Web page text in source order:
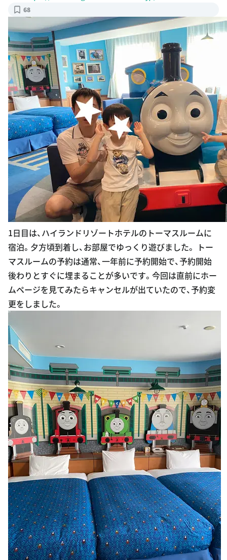
68
1日目は、ハイランドリゾートホテルのトーマスルームに
宿泊。夕方頃到着し、お部屋でゆっくり遊びました。 トー
マスルームの予約は通常、一年前に予約開始で、予約開始
後わりとすぐに埋まることが多いです。今回は直前にホー
ムページを見てみたらキャンセルが出ていたので、予約変
更をしました。